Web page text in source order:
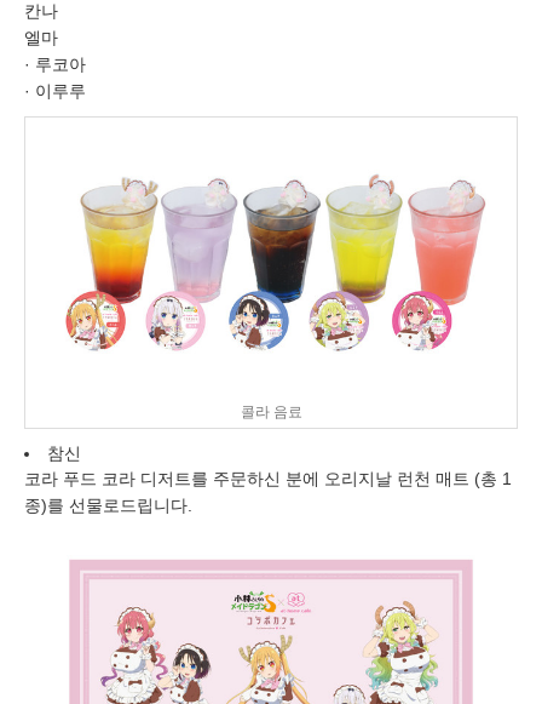
칸나
엘마
· 루코아
· 이루루
콜라 음료
참신
코라 푸드 코라 디저트를 주문하신 분에 오리지날 런천 매트 (총 1
종)를 선물로드립니다.